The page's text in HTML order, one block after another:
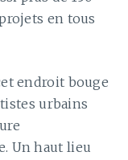
en tous
endroit bouge
urbains
Un haut lieu